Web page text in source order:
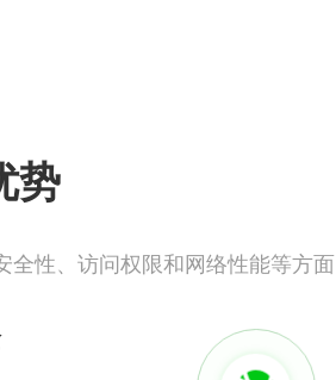
势
全性、访问权限和网络性能等方面